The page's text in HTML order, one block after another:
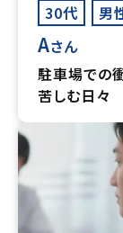
30代 男
Aさん
駐車場での
苦しむ日々